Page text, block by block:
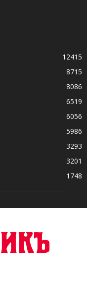
12415
8715
8086
6519
6056
5986
3293
3201
1748